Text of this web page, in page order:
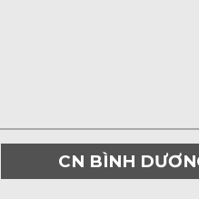
CN BÌNH